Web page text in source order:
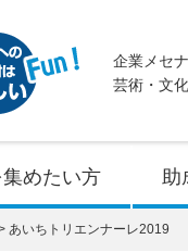
企業メセ
芸術・文
めたい方 助
あいちトリエンナーレ2019